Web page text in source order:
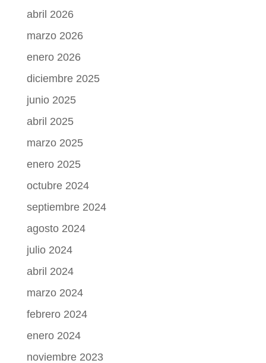
abril 2026
marzo 2026
enero 2026
diciembre 2025
junio 2025
abril 2025
marzo 2025
enero 2025
octubre 2024
septiembre 2024
agosto 2024
julio 2024
abril 2024
marzo 2024
febrero 2024
enero 2024
noviembre 2023